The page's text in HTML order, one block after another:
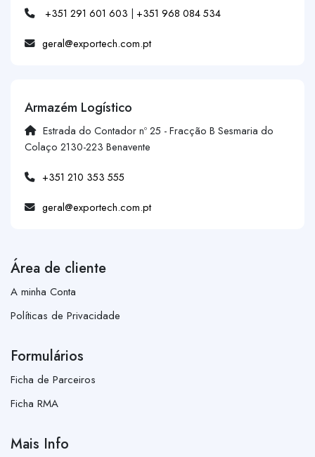
+351 291 601 603 | +351 968 084 534
geral@exportech.com.pt
Armazém Logístico
Estrada do Contador nº 25 - Fracção B Sesmaria do
Colaço 2130-223 Benavente
+351 210 353 555
geral@exportech.com.pt
Área de cliente
A minha Conta
Políticas de Privacidade
Formulários
Ficha de Parceiros
Ficha RMA
Mais Info